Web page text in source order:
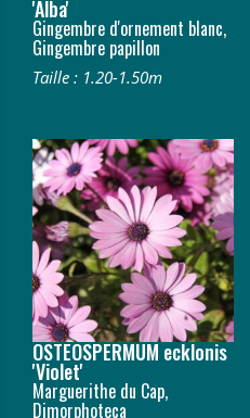
'Alba'
Gingembre d'ornement blanc,
Gingembre papillon
Taille : 1.20-1.50m
OSTEOSPERMUM ecklonis
'Violet'
Marguerithe du Cap,
Dimorphoteca